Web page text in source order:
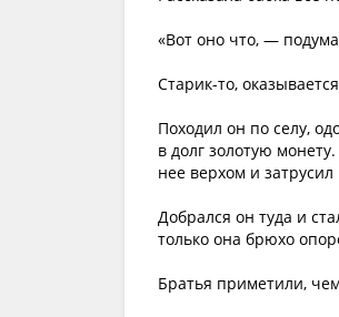
«Вот оно что, —
Старик-то,
Походил он по селу,
в долг золотую
нее верхом и
Добрался он туда и
только она брюхо
Братья приметили,